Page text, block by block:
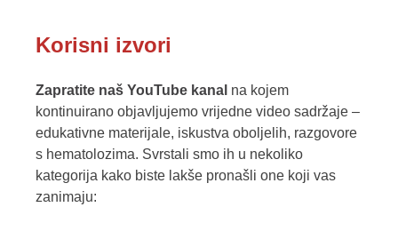
Korisni izvori
Zapratite naš YouTube kanal na kojem
kontinuirano objavljujemo vrijedne video sadržaje –
edukativne materijale, iskustva oboljelih, razgovore
s hematolozima. Svrstali smo ih u nekoliko
kategorija kako biste lakše pronašli one koji vas
zanimaju: